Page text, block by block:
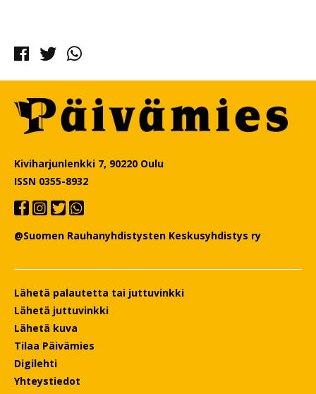
Facebook
TwitterWhatsapp
Kiviharjunlenkki 7, 90220 Oulu
ISSN 0355-8932
@Suomen Rauhanyhdistysten Keskusyhdistys ry
Lähetä palautetta tai juttuvinkki
Lähetä juttuvinkki
Lähetä kuva
Tilaa Päivämies
Digilehti
Yhteystiedot